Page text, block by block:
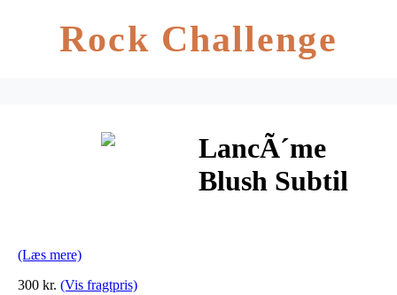
Rock Challenge
LancÃ´me
Blush Subtil
(Læs mere)
300 kr. (Vis fragtpris)